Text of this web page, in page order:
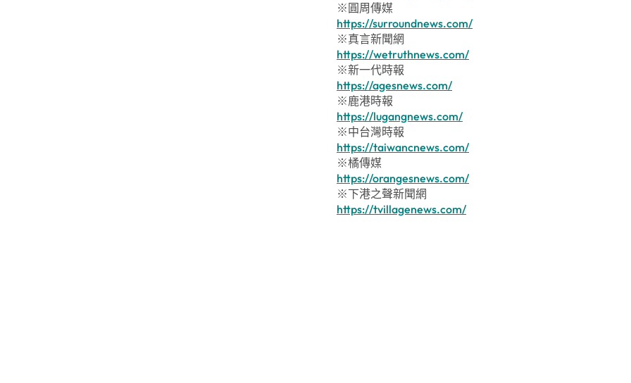
※圓周傳媒
https://surroundnews.com/
※真言新聞網
https://wetruthnews.com/
※新一代時報
https://agesnews.com/
※鹿港時報
https://lugangnews.com/
※中台灣時報
https://taiwancnews.com/
※橘傳媒
https://orangesnews.com/
※下港之聲新聞網
https://tvillagenews.com/